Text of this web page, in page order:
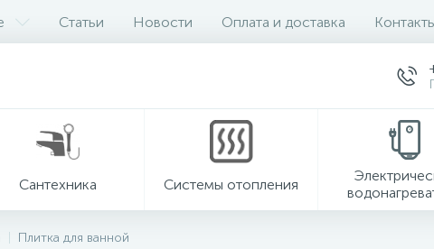
Статьи Новости Оплата и доставка
Сантехника Системы отопления
Плитка для ванной